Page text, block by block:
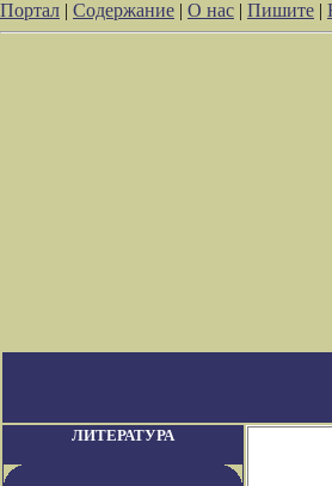
Портал | Содержание | О нас | Пишите |
ЛИТЕРАТУРА